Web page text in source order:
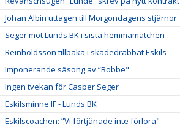
Johan Albin uttagen till Morgondagens stjärnor
Seger mot Lunds BK i sista hemmamatchen
Reinholdsson tillbaka i skadedrabbat Eskils
Imponerande säsong av ”Bobbe"
Ingen tvekan för Casper Seger
Eskilsminne IF - Lunds BK
Eskilscoachen: ”Vi förtjänade inte förlora"